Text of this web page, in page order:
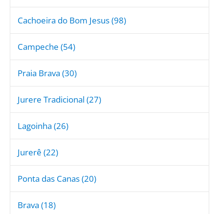
Cachoeira do Bom Jesus (98)
Campeche (54)
Praia Brava (30)
Jurere Tradicional (27)
Lagoinha (26)
Jurerê (22)
Ponta das Canas (20)
Brava (18)